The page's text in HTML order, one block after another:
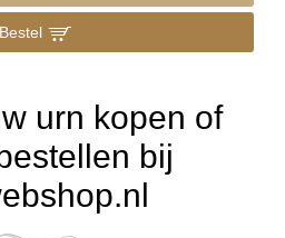
Bestel
urn kopen of
bij